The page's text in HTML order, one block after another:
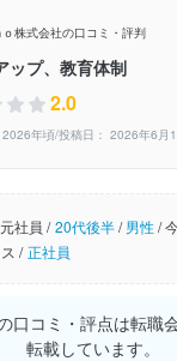
ｏ株式会社の口コミ・評判
ップ、教育体制
2.0
年頃/投稿日： 2026年6月
社員 / 20代後半/男性/
/ 正社員
口コミ・評点は転職
転載しています。